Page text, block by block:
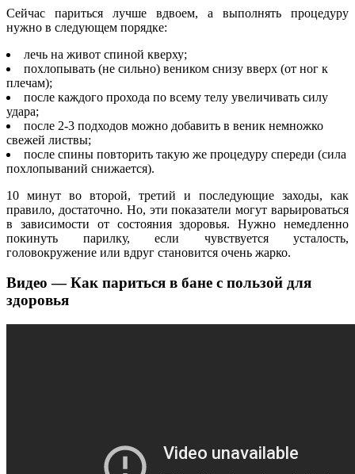
Сейчас париться лучше вдвоем, а выполнять процедуру
нужно в следующем порядке:
лечь на живот спиной кверху;
похлопывать (не сильно) веником снизу вверх (от ног к
плечам);
после каждого прохода по всему телу увеличивать силу
удара;
после 2-3 подходов можно добавить в веник немножко
свежей листвы;
после спины повторить такую же процедуру спереди (сила
похлопываний снижается).
10 минут во второй, третий и последующие заходы, как
правило, достаточно. Но, эти показатели могут варьироваться
в зависимости от состояния здоровья. Нужно немедленно
покинуть парилку, если чувствуется усталость,
головокружение или вдруг становится очень жарко.
Видео — Как париться в бане с пользой для
здоровья